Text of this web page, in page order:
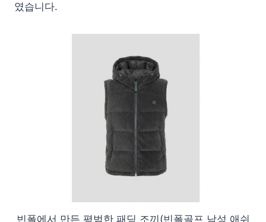
였습니다.
빈폴에서 만든 평범한 패딩 조끼(빈폴골프 남성 애쉬